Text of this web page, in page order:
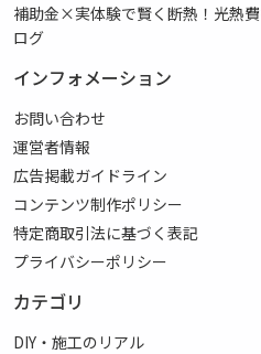
補助金×実体験で賢く断熱！光熱
ログ
インフォメーション
お問い合わせ
運営者情報
広告掲載ガイドライン
コンテンツ制作ポリシー
特定商取引法に基づく表記
プライバシーポリシー
カテゴリ
DIY・施工のリアル